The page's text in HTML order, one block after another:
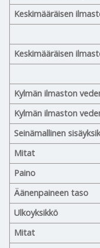
Keskimääräisen
Keskimääräisen
Kylmän ilmaston
Kylmän ilmaston
Seinämallinen
Mitat
Paino
Äänenpaineen taso
Ulkoyksikkö
Mitat